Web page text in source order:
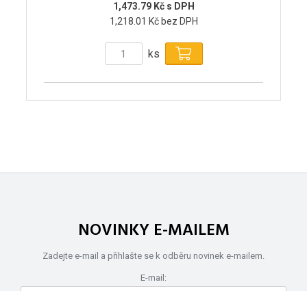
1,473.79 Kč s DPH
1,218.01 Kč bez DPH
ks
NOVINKY E-MAILEM
Zadejte e-mail a přihlašte se k odběru novinek e-mailem.
E-mail: